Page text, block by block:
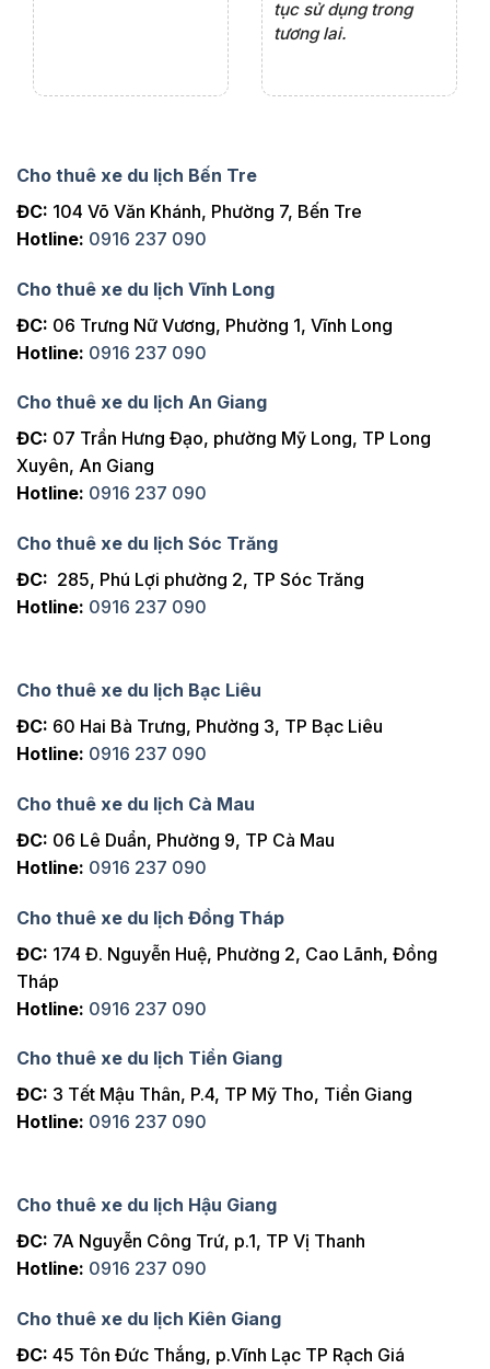
tục sử dụng trong
tương lai.
Cho thuê xe du lịch Bến Tre
ĐC: 104 Võ Văn Khánh, Phường 7, Bến Tre
Hotline: 0916 237 090
Cho thuê xe du lịch Vĩnh Long
ĐC: 06 Trưng Nữ Vương, Phường 1, Vĩnh Long
Hotline: 0916 237 090
Cho thuê xe du lịch An Giang
ĐC: 07 Trần Hưng Đạo, phường Mỹ Long, TP Long
Xuyên, An Giang
Hotline: 0916 237 090
Cho thuê xe du lịch Sóc Trăng
ĐC: 285, Phú Lợi phường 2, TP Sóc Trăng
Hotline: 0916 237 090
Cho thuê xe du lịch Bạc Liêu
ĐC: 60 Hai Bà Trưng, Phường 3, TP Bạc Liêu
Hotline: 0916 237 090
Cho thuê xe du lịch Cà Mau
ĐC: 06 Lê Duẩn, Phường 9, TP Cà Mau
Hotline: 0916 237 090
Cho thuê xe du lịch Đồng Tháp
ĐC: 174 Đ. Nguyễn Huệ, Phường 2, Cao Lãnh, Đồng
Tháp
Hotline: 0916 237 090
Cho thuê xe du lịch Tiền Giang
ĐC: 3 Tết Mậu Thân, P.4, TP Mỹ Tho, Tiền Giang
Hotline: 0916 237 090
Cho thuê xe du lịch Hậu Giang
ĐC: 7A Nguyễn Công Trứ, p.1, TP Vị Thanh
Hotline: 0916 237 090
Cho thuê xe du lịch Kiên Giang
ĐC: 45 Tôn Đức Thắng, p.Vĩnh Lạc TP Rạch Giá